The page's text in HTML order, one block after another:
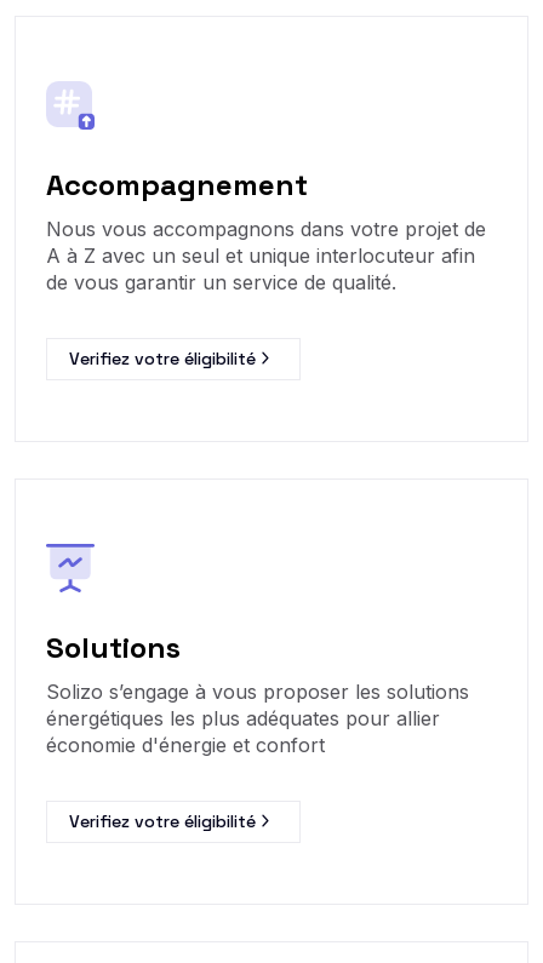
Accompagnement
Nous vous accompagnons dans votre projet de
A à Z avec un seul et unique interlocuteur afin
de vous garantir un service de qualité.
Verifiez votre éligibilité
Solutions
Solizo s’engage à vous proposer les solutions
énergétiques les plus adéquates pour allier
économie d'énergie et confort
Verifiez votre éligibilité